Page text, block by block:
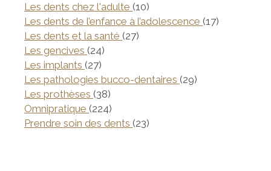
Les dents chez l'adulte (10)
Les dents de l’enfance à l’adolescence (17)
Les dents et la santé (27)
Les gencives (24)
Les implants (27)
Les pathologies bucco-dentaires (29)
Les prothèses (38)
Omnipratique (224)
Prendre soin des dents (23)